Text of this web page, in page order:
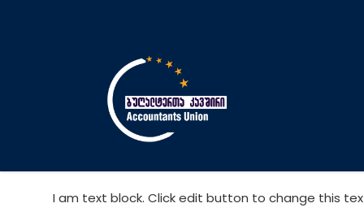
I am text block. Click edit button to change this